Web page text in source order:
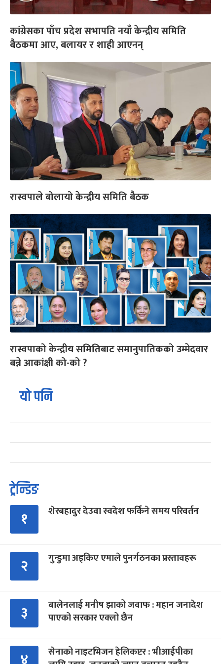
कांग्रेसका पाँच प्रदेश सभापति नयाँ केन्द्रीय समिति
बैठकमा आए, बलायर र शाही आएनन्
रास्वपाले बोलायो केन्द्रीय समिति बैठक
रास्वपाको केन्द्रीय समितिबाट समानुपातिकको उम्मेदवार
बन्ने आकांक्षी को-को ?
यो पनि
ट्रेन्डिङ
१ शेरबहादुर देउवा स्वदेश फर्किने समय परिवर्तन
२ गुन्डुमा अड्किए एमाले पुनर्गठनका प्रस्तावहरू
३
बालेनलाई मनीष झाको जवाफ : महान जनादेश
पाएको सरकार एक्लो छैन
सेनाको नाइटभिजन हेलिकप्टर : भीआईपीका